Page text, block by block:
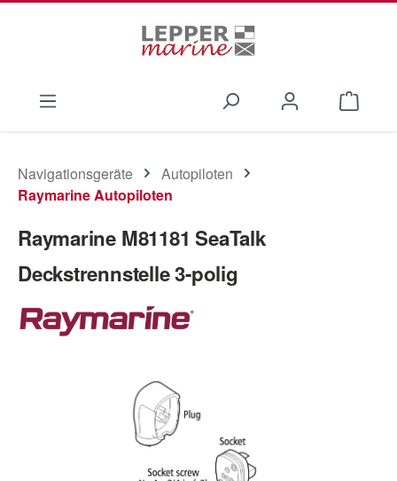
Navigationsgeräte
Autopiloten
Raymarine Autopiloten
Raymarine M81181 SeaTalk
Deckstrennstelle 3-polig
Bildergalerie überspringen